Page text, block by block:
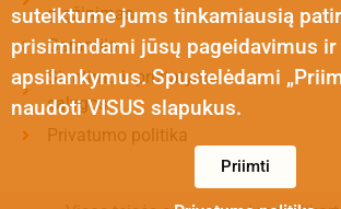
grąžinimas
Garantija
Siuntimo ir pristatymo
sąlygos
Privatumo politika
suteiktume jums tinkamiausią
prisimindami jūsų pageidavimus
apsilankymus. Spustelėdami
naudoti VISUS slapukus.
Priimti